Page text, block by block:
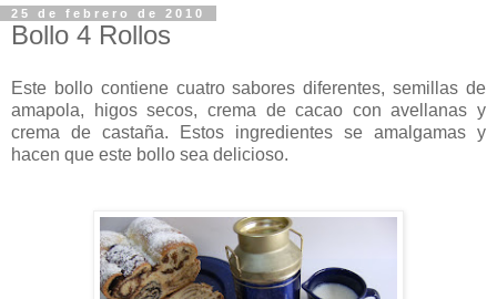
25 de febrero de 2010
Bollo 4 Rollos
Este bollo contiene cuatro sabores diferentes, semillas de
amapola, higos secos, crema de cacao con avellanas y
crema de castaña. Estos ingredientes se amalgamas y
hacen que este bollo sea delicioso.